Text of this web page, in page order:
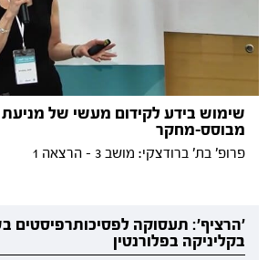
שימוש בידע לקידום מעשי של מניעת
מבוסס-מחקר
פרופ' בת' ברודצקי: מושב 3 - הרצאה 1
'הרציף': תעסוקה לפסיכותרפיסטים
בקליניקה בפלורנטין